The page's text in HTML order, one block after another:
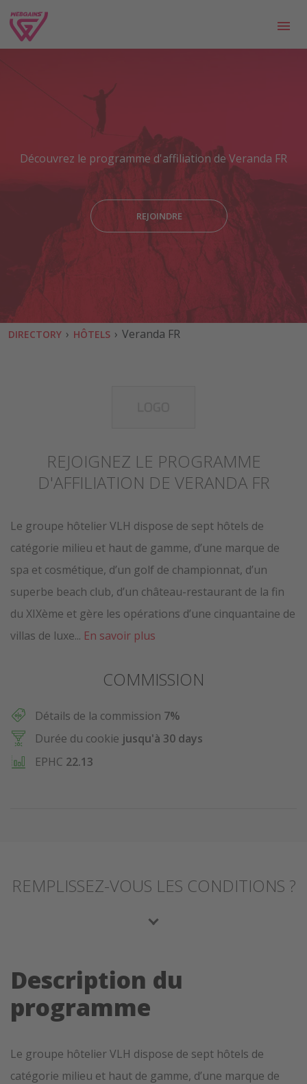
Découvrez le programme d'affiliation de Veranda FR
REJOINDRE
DIRECTORY › HÔTELS › Veranda FR
REJOIGNEZ LE PROGRAMME
D'AFFILIATION DE VERANDA FR
Le groupe hôtelier VLH dispose de sept hôtels de
catégorie milieu et haut de gamme, d’une marque de
spa et cosmétique, d’un golf de championnat, d’un
superbe beach club, d’un château-restaurant de la fin
du XIXème et gère les opérations d’une cinquantaine de
villas de luxe... En savoir plus
COMMISSION
Détails de la commission 7%
Durée du cookie jusqu'à 30 days
EPHC 22.13
REMPLISSEZ-VOUS LES CONDITIONS ?
Description du
programme
Le groupe hôtelier VLH dispose de sept hôtels de
catégorie milieu et haut de gamme, d’une marque de